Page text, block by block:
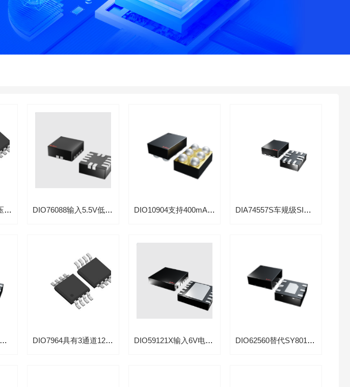
DIA7865输入40V电压300mA低功耗应用汽车前大灯线性LDO稳压器 DIO76088输入5.5V低导通阻抗2mΩ负载开关应用于服务器 DIO10904支持400mA模拟前端AFE芯片光模块 DIA74557S车规级SIM卡接口电平转换芯片适用于智能座舱
DIO7939输入5.5V超低压差1.5A的LDO稳压器应用于摄像机 DIO7964具有3通道120mA输入5.5V电压LDO稳压芯片 DIO59121X输入6V电压同步2A降压PWM控制器芯片应用于数码相机 DIO62560替代SY8016输入5.5V同步1.5A降压600mA电流转换器IC